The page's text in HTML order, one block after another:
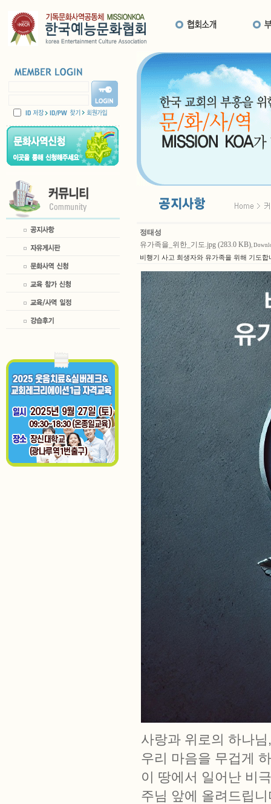
정태성
유가족을_위한_기도.jpg (283.0 KB),
비행기 사고 희생자와 유가족을 위해 기도합
사랑과 위로의 하나님,
우리 마음을 무겁게
이 땅에서 일어난 비
주님 앞에 올려드립니